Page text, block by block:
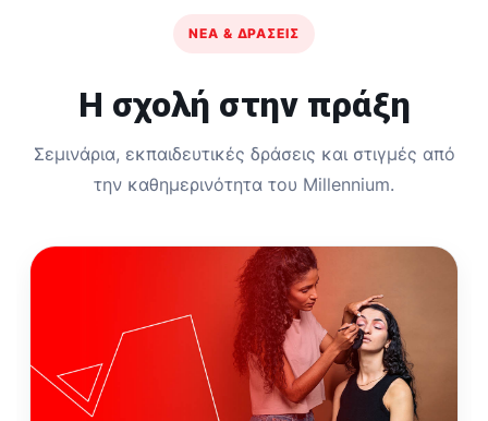
ΝΈΑ & ΔΡΆΣΕΙΣ
Η σχολή στην πράξη
Σεμινάρια, εκπαιδευτικές δράσεις και στιγμές από
την καθημερινότητα του Millennium.